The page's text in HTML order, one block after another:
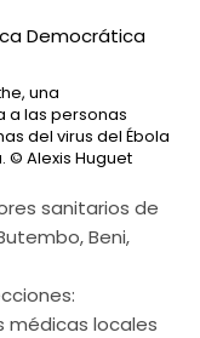
una
a las personas
del virus del Ébola
© Alexis Huguet
sanitarios de
Beni,
médicas locales